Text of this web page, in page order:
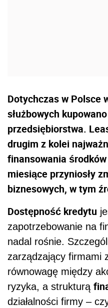
Dotychczas w Polsce
służbowych
przedsiębiorstwa.
drugim z kolei
finansowania
miesiące przyniosły
biznesowych, w tym
Dostępność kredytu
zapotrzebowanie na
nadal rośnie.
zarządzający firmami
równowagę między
ryzyka, a strukturą
działalności firmy –